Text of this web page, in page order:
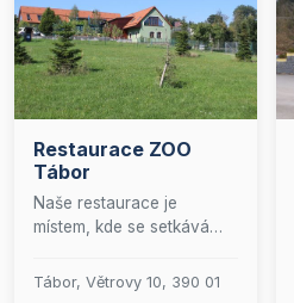
Restaurace ZOO
Tábor
Naše restaurace je
místem, kde se setkává
celého světa. Přijďte si
Tábor, Větrovy 10, 390 01